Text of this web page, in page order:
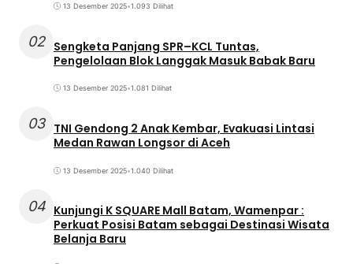
13 Desember 2025•1.093 Dilihat
02 Sengketa Panjang SPR–KCL Tuntas,
Pengelolaan Blok Langgak Masuk Babak Baru
13 Desember 2025•1.081 Dilihat
03 TNI Gendong 2 Anak Kembar, Evakuasi Lintasi
Medan Rawan Longsor di Aceh
13 Desember 2025•1.040 Dilihat
04 Kunjungi K SQUARE Mall Batam, Wamenpar :
Perkuat Posisi Batam sebagai Destinasi Wisata
Belanja Baru